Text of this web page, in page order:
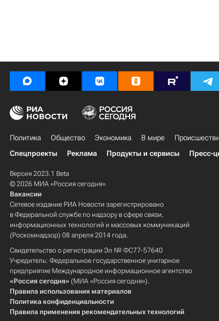
Политика Общество Экономика В мире
Спецпроекты
Реклама Продукты и сервисы Пресс-
Версия 2023.1 Beta
© 2026 МИА «Россия сегодня»
Вакансии
Сетевое издание РИА Новости зарегистрировано
в Федеральной службе по надзору в сфере связи,
информационных технологий и массовых коммуникаций
(Роскомнадзор) 08 апреля 2014 года.
Свидетельство о регистрации Эл № ФС77-57640
Учредитель: Федеральное государственное унитарное
предприятие Международное информационное агентство
«Россия сегодня» (МИА «Россия сегодня»).
Правила использования материалов
Политика конфиденциальности
Правила применения рекомендательных технологий